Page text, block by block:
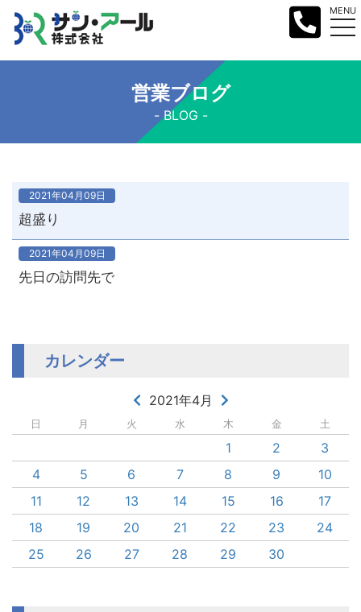
MENU
営業ブログ
BLOG
2021年04月09日
超盛り
2021年04月09日
先日の訪問先で
カレンダー
2021年4月
日 月 火 水 木 金 土
1 2
3
4
5 6 7 8 9
10
11
12 13 14 15 16
17
18
19 20 21 22 23
24
25
26 27 28 29 30